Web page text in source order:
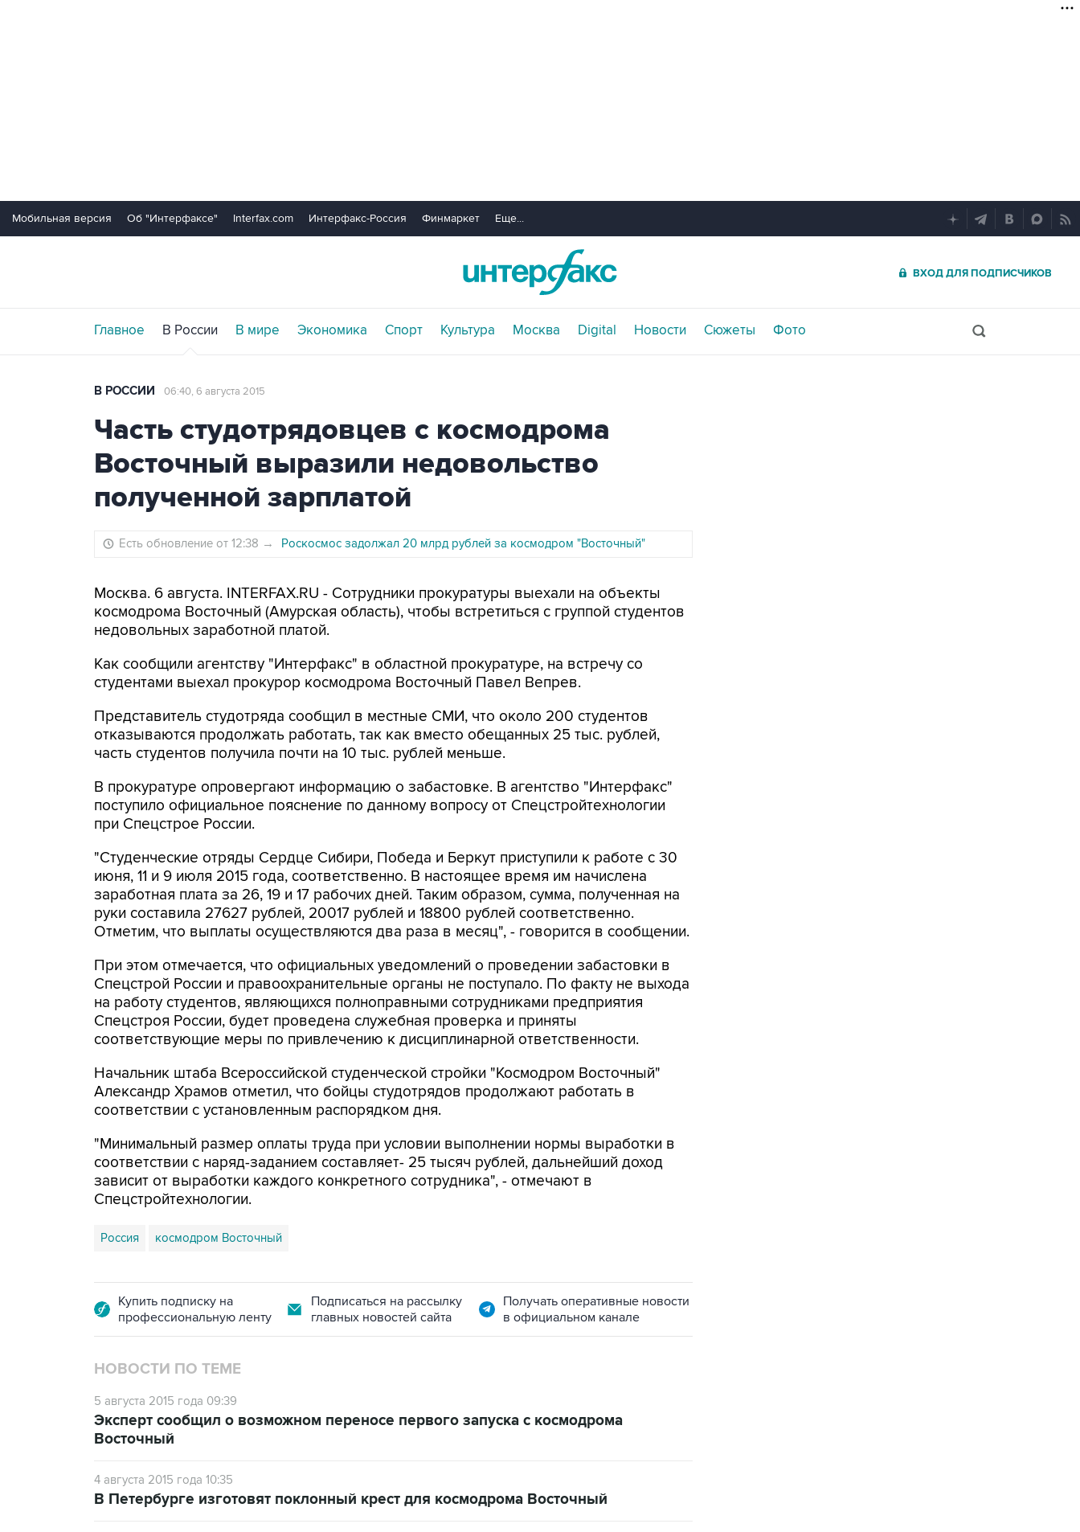
Мобильная версия Об "Интерфаксе" Interfax.com Интерфакс-Россия Финмаркет Еще...
ВХОД ДЛЯ ПОДПИСЧИКОВ
Главное В России В мире Экономика Спорт Культура Москва Digital Новости Сюжеты Фото
В РОССИИ 06:40, 6 августа 2015
Часть студотрядовцев с космодрома
Восточный выразили недовольство
полученной зарплатой
Есть обновление от 12:38 → Роскосмос задолжал 20 млрд рублей за космодром "Восточный"
Москва. 6 августа. INTERFAX.RU - Сотрудники прокуратуры выехали на объекты
космодрома Восточный (Амурская область), чтобы встретиться с группой студентов
недовольных заработной платой.
Как сообщили агентству "Интерфакс" в областной прокуратуре, на встречу со
студентами выехал прокурор космодрома Восточный Павел Вепрев.
Представитель студотряда сообщил в местные СМИ, что около 200 студентов
отказываются продолжать работать, так как вместо обещанных 25 тыс. рублей,
часть студентов получила почти на 10 тыс. рублей меньше.
В прокуратуре опровергают информацию о забастовке. В агентство "Интерфакс"
поступило официальное пояснение по данному вопросу от Спецстройтехнологии
при Спецстрое России.
"Студенческие отряды Сердце Сибири, Победа и Беркут приступили к работе с 30
июня, 11 и 9 июля 2015 года, соответственно. В настоящее время им начислена
заработная плата за 26, 19 и 17 рабочих дней. Таким образом, сумма, полученная на
руки составила 27627 рублей, 20017 рублей и 18800 рублей соответственно.
Отметим, что выплаты осуществляются два раза в месяц", - говорится в сообщении.
При этом отмечается, что официальных уведомлений о проведении забастовки в
Спецстрой России и правоохранительные органы не поступало. По факту не выхода
на работу студентов, являющихся полноправными сотрудниками предприятия
Спецстроя России, будет проведена служебная проверка и приняты
соответствующие меры по привлечению к дисциплинарной ответственности.
Начальник штаба Всероссийской студенческой стройки "Космодром Восточный"
Александр Храмов отметил, что бойцы студотрядов продолжают работать в
соответствии с установленным распорядком дня.
"Минимальный размер оплаты труда при условии выполнении нормы выработки в
соответствии с наряд-заданием составляет- 25 тысяч рублей, дальнейший доход
зависит от выработки каждого конкретного сотрудника", - отмечают в
Спецстройтехнологии.
Россия космодром Восточный
Купить подписку на
профессиональную ленту
Подписаться на рассылку
главных новостей сайта
Получать оперативные новости
в официальном канале
НОВОСТИ ПО ТЕМЕ
5 августа 2015 года 09:39
Эксперт сообщил о возможном переносе первого запуска с космодрома
Восточный
4 августа 2015 года 10:35
В Петербурге изготовят поклонный крест для космодрома Восточный